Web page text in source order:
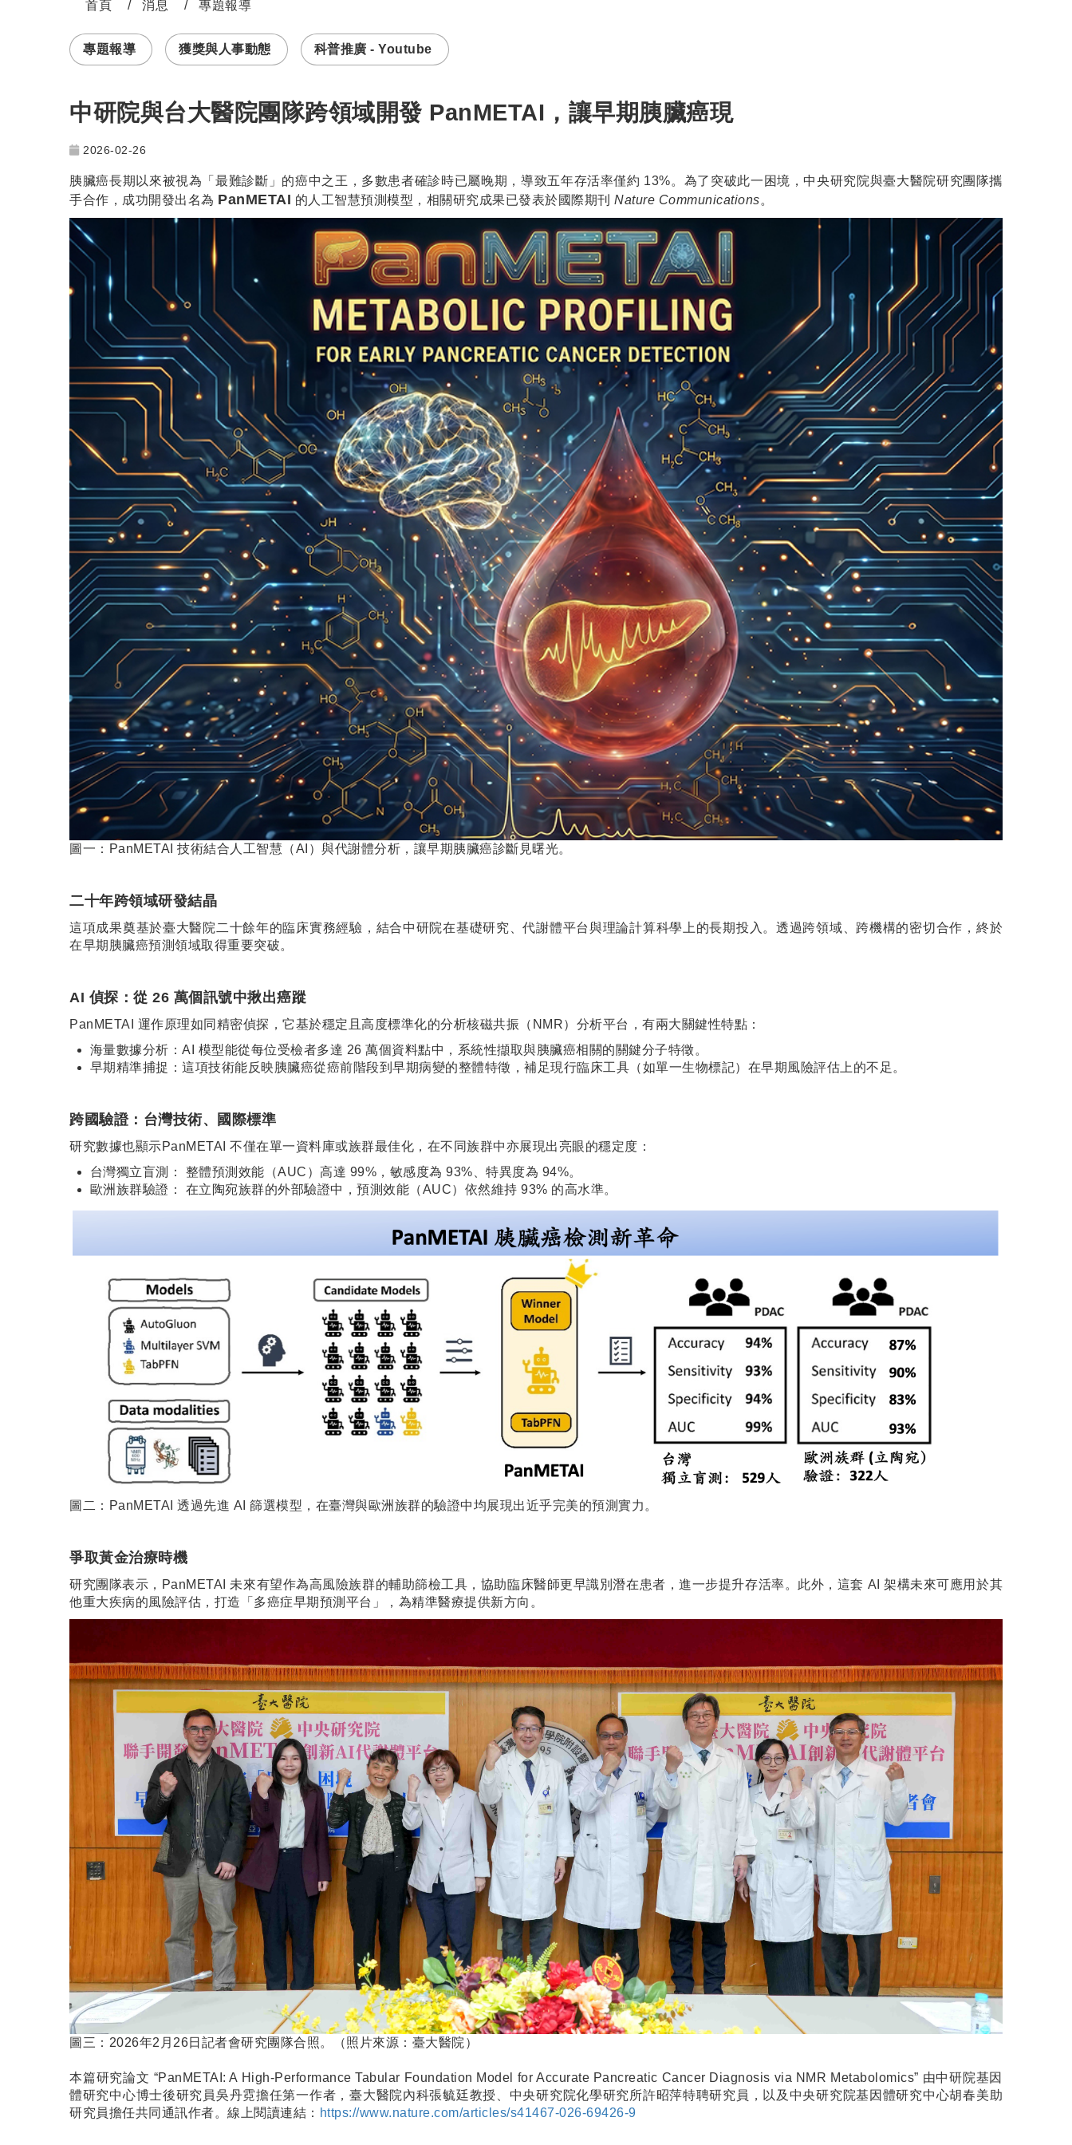
首頁 消息
專題報導
專題報導
獲獎與人事動態 科普推廣 - Youtube
中研院與台大醫院團隊跨領域開發 PanMETAI，讓早期胰臟癌現
2026-02-26
胰臟癌長期以來被視為「最難診斷」的癌中之王，多數患者確診時已屬晚期，導致五年存活率僅約 13%。為了突破此一困境，中央研究院與臺大醫院研究團隊攜
手合作，成功開發出名為 PanMETAI 的人工智慧預測模型，相關研究成果已發表於國際期刊 Nature Communications。
圖一：PanMETAI 技術結合人工智慧（AI）與代謝體分析，讓早期胰臟癌診斷見曙光。
二十年跨領域研發結晶
這項成果奠基於臺大醫院二十餘年的臨床實務經驗，結合中研院在基礎研究、代謝體平台與理論計算科學上的長期投入。透過跨領域、跨機構的密切合作，終於
在早期胰臟癌預測領域取得重要突破。
AI 偵探：從 26 萬個訊號中揪出癌蹤
PanMETAI 運作原理如同精密偵探，它基於穩定且高度標準化的分析核磁共振（NMR）分析平台，有兩大關鍵性特點：
海量數據分析：AI 模型能從每位受檢者多達 26 萬個資料點中，系統性擷取與胰臟癌相關的關鍵分子特徵。
早期精準捕捉：這項技術能反映胰臟癌從癌前階段到早期病變的整體特徵，補足現行臨床工具（如單一生物標記）在早期風險評估上的不足。
跨國驗證：台灣技術、國際標準
研究數據也顯示PanMETAI 不僅在單一資料庫或族群最佳化，在不同族群中亦展現出亮眼的穩定度：
台灣獨立盲測： 整體預測效能（AUC）高達 99%，敏感度為 93%、特異度為 94%。
歐洲族群驗證： 在立陶宛族群的外部驗證中，預測效能（AUC）依然維持 93% 的高水準。
圖二：PanMETAI 透過先進 AI 篩選模型，在臺灣與歐洲族群的驗證中均展現出近乎完美的預測實力。
爭取黃金治療時機
研究團隊表示，PanMETAI 未來有望作為高風險族群的輔助篩檢工具，協助臨床醫師更早識別潛在患者，進一步提升存活率。此外，這套 AI 架構未來可應用於其
他重大疾病的風險評估，打造「多癌症早期預測平台」，為精準醫療提供新方向。
圖三：2026年2月26日記者會研究團隊合照。（照片來源：臺大醫院）
本篇研究論文 “PanMETAI: A High-Performance Tabular Foundation Model for Accurate Pancreatic Cancer Diagnosis via NMR Metabolomics” 由中研院基因
體研究中心博士後研究員吳丹霓擔任第一作者，臺大醫院內科張毓廷教授、中央研究院化學研究所許昭萍特聘研究員，以及中央研究院基因體研究中心胡春美助
研究員擔任共同通訊作者。線上閱讀連結： https://www.nature.com/articles/s41467-026-69426-9